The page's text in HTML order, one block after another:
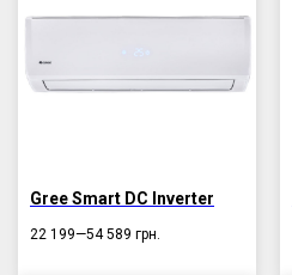
Gree Smart DC Inverter
22 199—54 589 грн.